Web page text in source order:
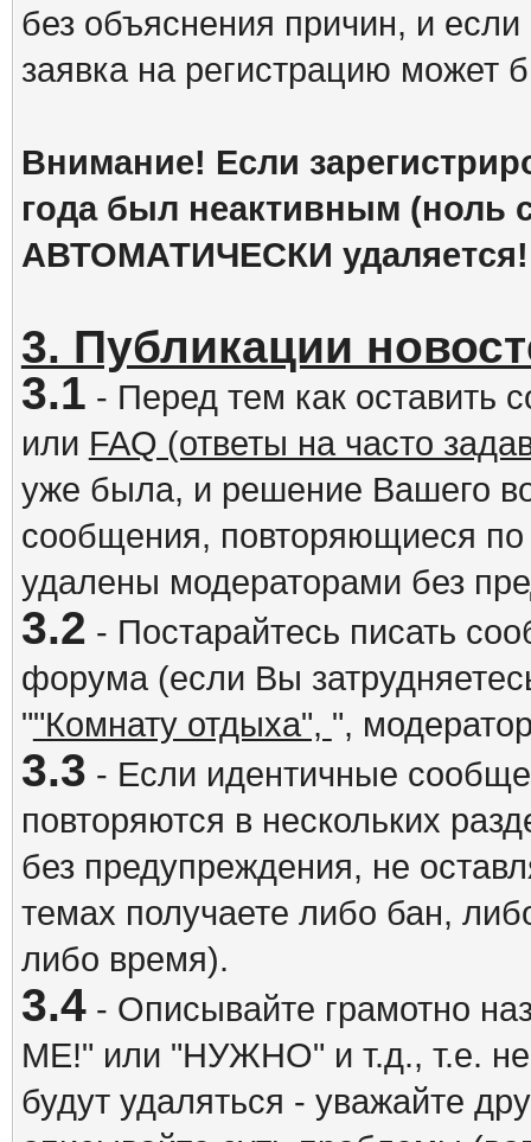
без объяснения причин, и
заявка на регистрацию может
Внимание! Если
года был неактивным (ноль
АВТОМАТИЧЕСКИ удаляется!
3. Публикации
3.1 - Перед тем как оставить
или FAQ (ответы на часто
уже была, и решение Вашего
сообщения, повторяющиеся
удалены модераторами без
3.2 - Постарайтесь писать
форума (если Вы
""Комнату отдыха", ",
3.3 - Если идентичные
повторяются в нескольких
без предупреждения, не
темах получаете либо бан,
либо время).
3.4- Описывайте грамотно
ME!" или "НУЖНО" и т.д., т.е.
будут удаляться - уважайте